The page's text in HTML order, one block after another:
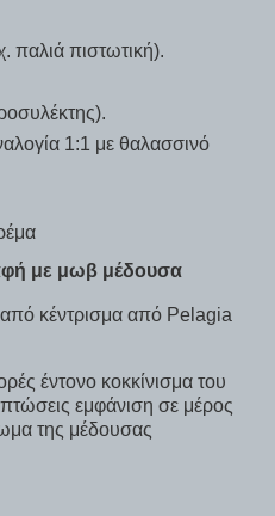
παλιά πιστωτική).
1:1 με θαλασσινό
με μωβ μέδουσα
κέντρισμα από Pelagia
έντονο κοκκίνισμα του
εμφάνιση σε μέρος
της μέδουσας